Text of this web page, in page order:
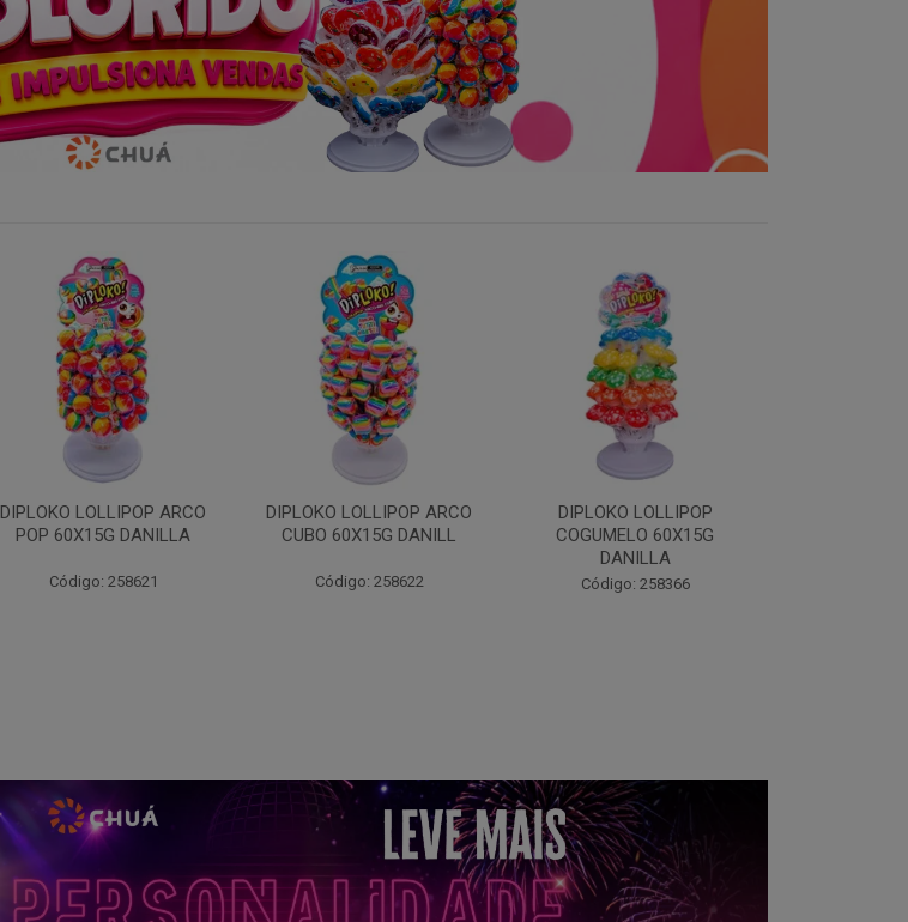
DIPLOKO LOLLIPOP ARCO
CUBO 60X15G DANILL
Código: 258622
DIPLOKO LOLLIPOP
COGUMELO 60X15G
Código: 258366
DIPLOKO LOLLIPOP MONST
60X15G DANILLA
Código: 258369